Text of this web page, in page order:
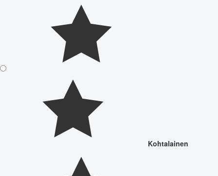
Kohtalainen